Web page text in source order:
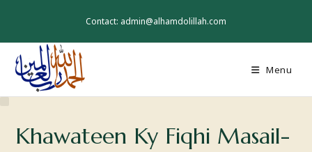
Contact: admin@alhamdolillah.com
Menu
Khawateen Ky Fiqhi Masail-